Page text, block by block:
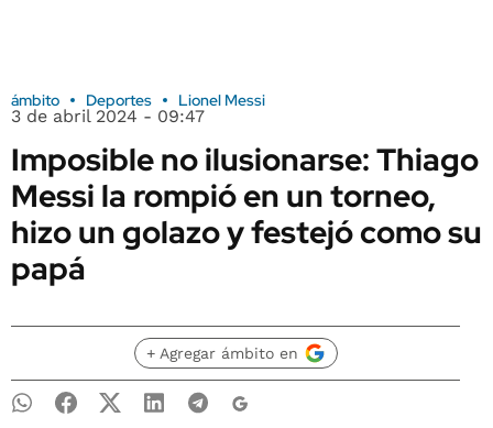
ámbito Deportes Lionel Messi
3 de abril 2024 - 09:47
Imposible no ilusionarse: Thiago
Messi la rompió en un torneo,
hizo un golazo y festejó como su
papá
+ Agregar ámbito en